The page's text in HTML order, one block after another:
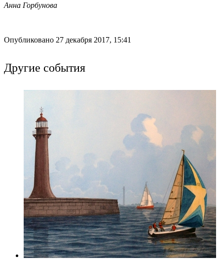
Анна Горбунова
Опубликовано 27 декабря 2017, 15:41
Другие события